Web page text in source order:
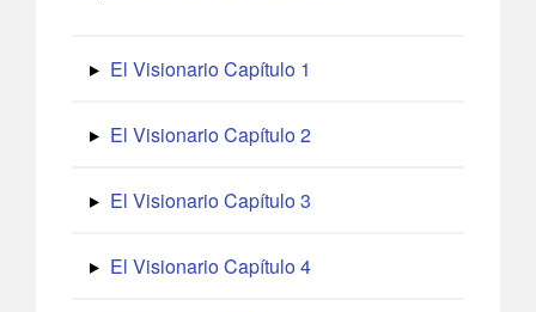
El Visionario Capítulo 1
El Visionario Capítulo 2
El Visionario Capítulo 3
El Visionario Capítulo 4